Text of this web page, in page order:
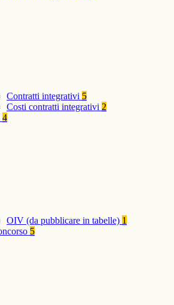
Contratti integrativi 5
Costi contratti integrativi 2
4
OIV (da pubblicare in tabelle) 1
5